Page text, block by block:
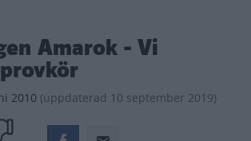
Amarok - Vi
2010 (uppdaterad 10 september 2019)